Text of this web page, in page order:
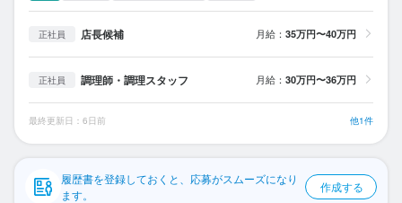
掲載をご検討の店舗様へ
食べログ求人PRESS
利用規約
正社員 店長候補 月給： 35万円〜40万円
正社員 調理師・調理スタッフ 月給： 30万円〜36万円
最終更新日：6日前 他1件
履歴書を登録しておくと、応募がスムーズになり
ます。
作成する